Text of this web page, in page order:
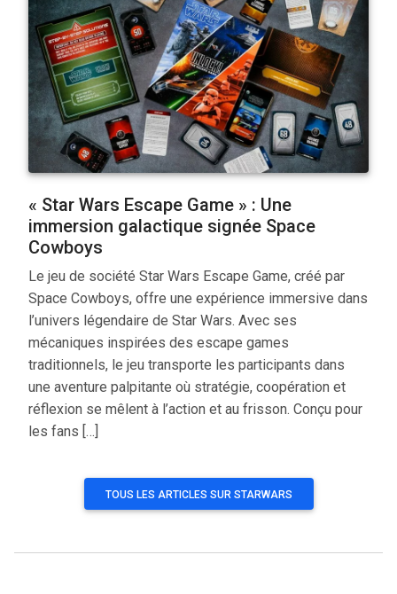
« Star Wars Escape Game » : Une
immersion galactique signée Space
Cowboys
Le jeu de société Star Wars Escape Game, créé par
Space Cowboys, offre une expérience immersive dans
l’univers légendaire de Star Wars. Avec ses
mécaniques inspirées des escape games
traditionnels, le jeu transporte les participants dans
une aventure palpitante où stratégie, coopération et
réflexion se mêlent à l’action et au frisson. Conçu pour
les fans […]
TOUS LES ARTICLES SUR STARWARS